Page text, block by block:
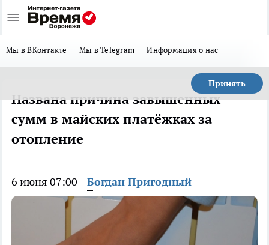
Мы в ВКонтакте Мы в Telegram Информация о нас
Принять
Названа причина завышенных
сумм в майских платёжках за
отопление
6 июня 07:00 Богдан Пригодный